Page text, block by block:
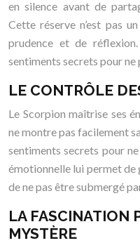
en silence avant de
Cette réserve n’est pas
prudence et de
sentiments secrets pour
LE CONTRÔLE
Le Scorpion maîtrise ses
ne montre pas facilement
sentiments secrets pour
émotionnelle lui permet de
de ne pas être submergé
LA FASCINATION
MYSTÈRE